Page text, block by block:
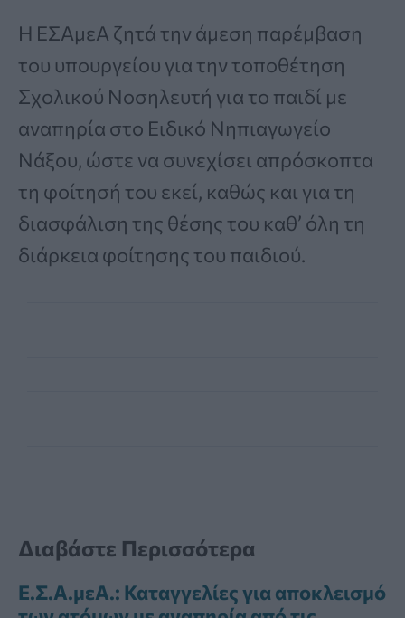
Η ΕΣΑμεΑ ζητά την άμεση παρέμβαση
του υπουργείου για την τοποθέτηση
Σχολικού Νοσηλευτή για το παιδί με
αναπηρία στο Ειδικό Νηπιαγωγείο
Νάξου, ώστε να συνεχίσει απρόσκοπτα
τη φοίτησή του εκεί, καθώς και για τη
διασφάλιση της θέσης του καθ’ όλη τη
διάρκεια φοίτησης του παιδιού.
Διαβάστε Περισσότερα
Ε.Σ.Α.μεΑ.: Καταγγελίες για αποκλεισμό